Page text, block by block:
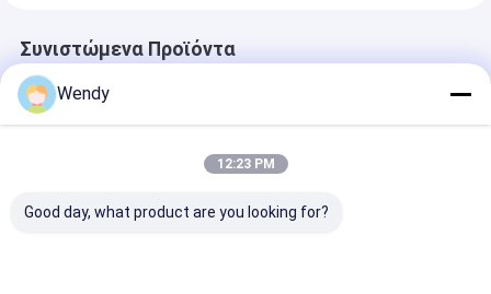
Συνιστώμενα Προϊόντα
Wendy
12:23 PM
Good day, what product are you looking for?